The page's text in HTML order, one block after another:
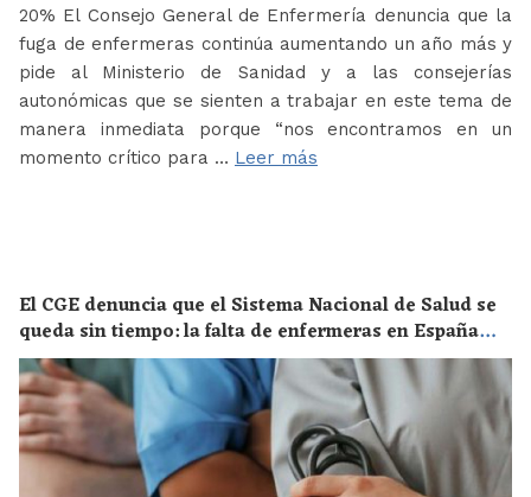
20% El Consejo General de Enfermería denuncia que la
fuga de enfermeras continúa aumentando un año más y
pide al Ministerio de Sanidad y a las consejerías
autonómicas que se sienten a trabajar en este tema de
manera inmediata porque “nos encontramos en un
momento crítico para … Leer más
El CGE denuncia que el Sistema Nacional de Salud se
queda sin tiempo: la falta de enfermeras en España
supone un riesgo enorme para la salud de toda la
población